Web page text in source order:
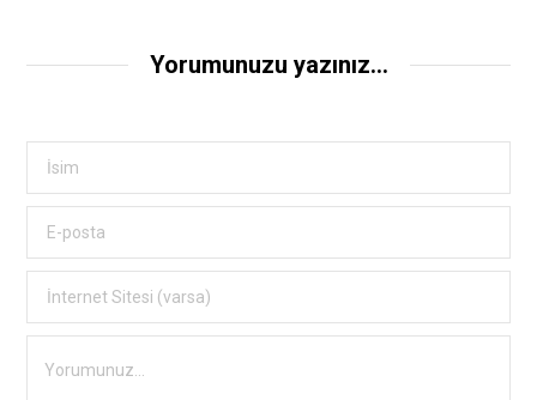
Yorumunuzu yazınız...